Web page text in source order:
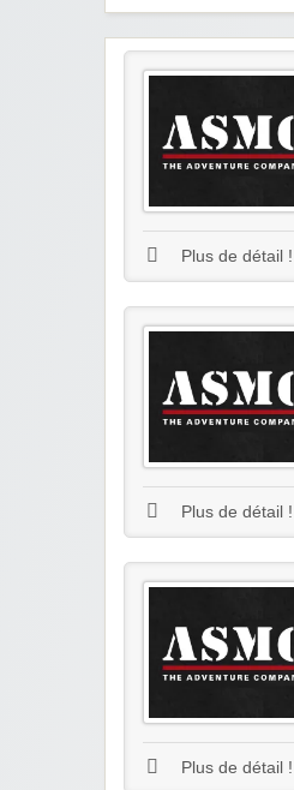
Plus de détail !
Plus de détail !
Plus de détail !